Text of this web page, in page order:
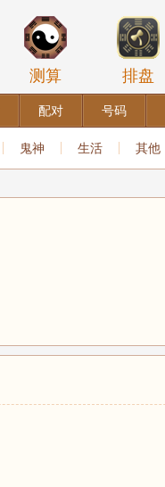
测算 排盘
配对 号码
鬼神 生活 其他